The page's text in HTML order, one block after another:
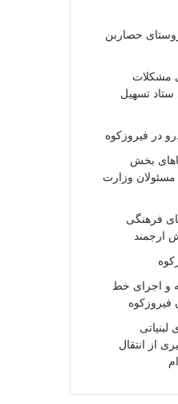
حصاربن
مشکلات
تسهیل
در فیروزکوه
بخش
مسئولان وزارت
فرهنگی
ارجمند
و اجرای خط
فیروزکوه
از انتقال